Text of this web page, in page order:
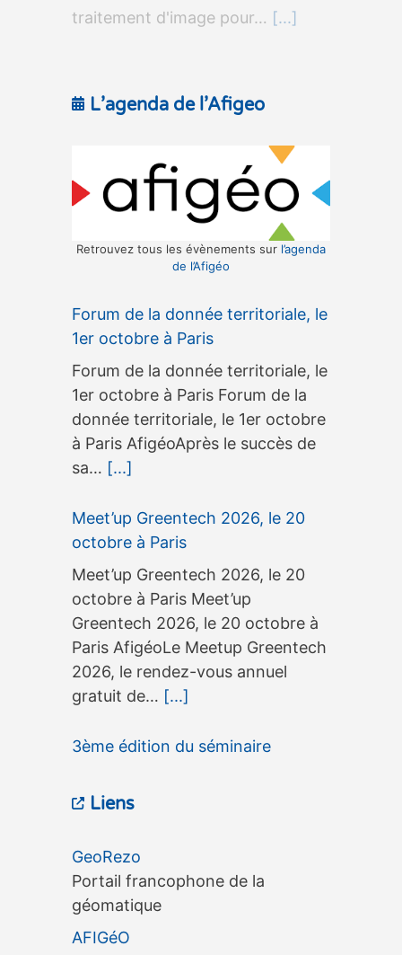
traitement d'image pour… [...]
L’agenda de l’Afigeo
Retrouvez tous les évènements sur l’agenda
de l’Afigéo
Forum de la donnée territoriale, le
1er octobre à Paris
Forum de la donnée territoriale, le
1er octobre à Paris Forum de la
donnée territoriale, le 1er octobre
à Paris AfigéoAprès le succès de
sa… [...]
Meet’up Greentech 2026, le 20
octobre à Paris
Meet’up Greentech 2026, le 20
octobre à Paris Meet’up
Greentech 2026, le 20 octobre à
Paris AfigéoLe Meetup Greentech
2026, le rendez-vous annuel
gratuit de… [...]
3ème édition du séminaire
Tours
OneGeo Suite, le 15 septembre à
Tours 3ème édition du séminaire
OneGeo Suite, le 15 septembre à
OneGeo…
Portail francophone de la
géomatique
AFIGéO
Association Française pour